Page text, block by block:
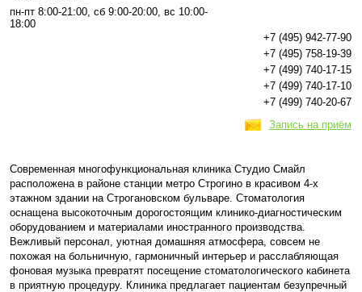
пн-пт 8:00-21:00, сб 9:00-20:00, вс 10:00-
18:00
+7 (495) 942-77-90
+7 (495) 758-19-39
+7 (499) 740-17-15
+7 (499) 740-17-10
+7 (499) 740-20-67
Запись на приём
Современная многофункциональная клиника Студио Смайл
расположена в районе станции метро Строгино в красивом 4-х
этажном здании на Строгановском бульваре. Стоматология
оснащена высокоточным дорогостоящим клинико-диагностическим
оборудованием и материалами иностранного производства.
Вежливый персонал, уютная домашняя атмосфера, совсем не
похожая на больничную, гармоничный интерьер и расслабляющая
фоновая музыка превратят посещение стоматологического кабинета
в приятную процедуру. Клиника предлагает пациентам безупречный